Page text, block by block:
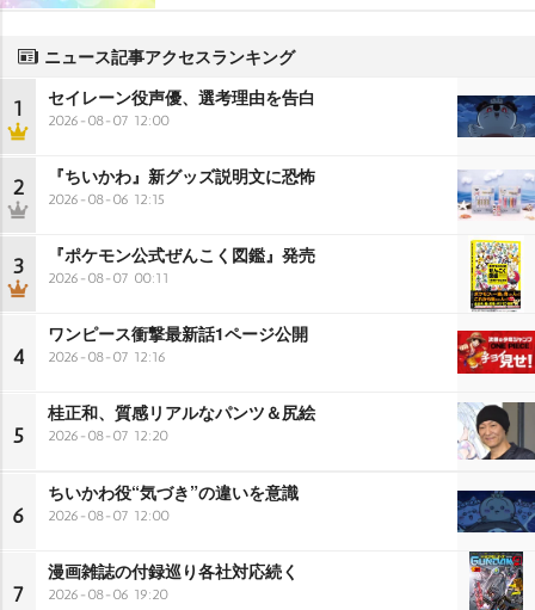
ニュース記事アクセスランキング
1 セイレーン役声優、選考理由を告白
2026-08-07 12:00
2 『ちいかわ』新グッズ説明文に恐怖
2026-08-06 12:15
3 『ポケモン公式ぜんこく図鑑』発売
2026-08-07 00:11
4
ワンピース衝撃最新話1ページ公開
2026-08-07 12:16
5
桂正和、質感リアルなパンツ＆尻絵
2026-08-07 12:20
6
ちいかわ役“気づき”の違いを意識
2026-08-07 12:00
7
漫画雑誌の付録巡り各社対応続く
2026-08-06 19:20